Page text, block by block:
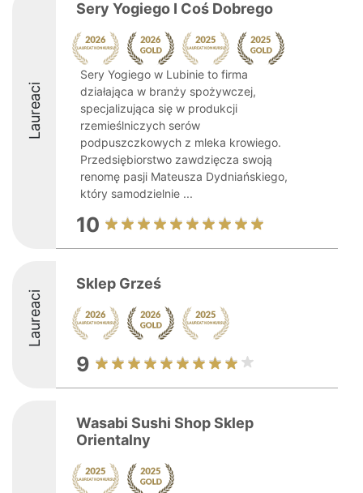
Laureaci
Sery Yogiego I Coś Dobrego
Sery Yogiego w Lubinie to firma
działająca w branży spożywczej,
specjalizująca się w produkcji
rzemieślniczych serów
podpuszczkowych z mleka krowiego.
Przedsiębiorstwo zawdzięcza swoją
renomę pasji Mateusza Dydniańskiego,
który samodzielnie ...
10
Laureaci
Sklep Grześ
9
Wasabi Sushi Shop Sklep
Orientalny